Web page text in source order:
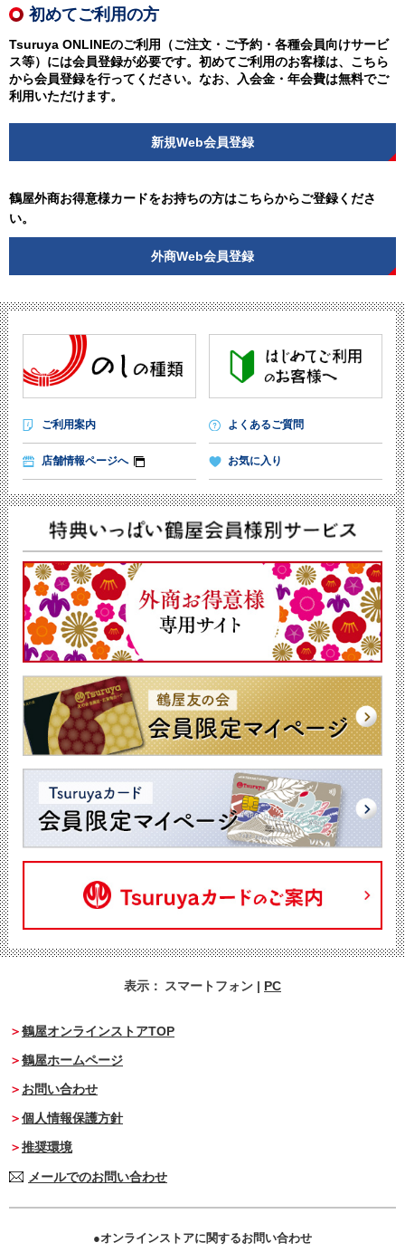
初めてご利用の方
Tsuruya ONLINEのご利用（ご注文・ご予約・各種会員向けサービ
ス等）には会員登録が必要です。初めてご利用のお客様は、こちら
から会員登録を行ってください。なお、入会金・年会費は無料でご
利用いただけます。
新規Web会員登録
鶴屋外商お得意様カードをお持ちの方はこちらからご登録くださ
い。
外商Web会員登録
ご利用案内 よくあるご質問
店舗情報ページへ お気に入り
表示： スマートフォン | PC
鶴屋オンラインストアTOP
鶴屋ホームページ
お問い合わせ
個人情報保護方針
推奨環境
メールでのお問い合わせ
オンラインストアに関するお問い合わせ